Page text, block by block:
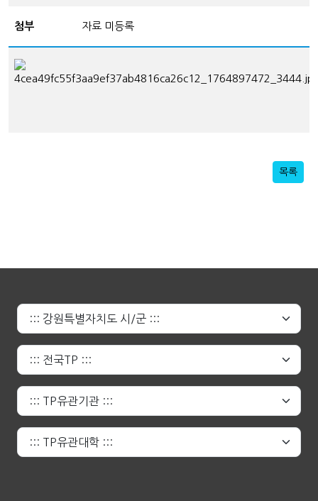
첨부 자료 미등록
목록